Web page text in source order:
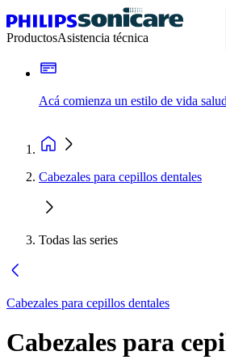
ProductosAsistencia técnica
Acá comienza un estilo de vida
Cabezales para cepillos dentales
Todas las series
Cabezales para cepillos dentales
Cabezales para